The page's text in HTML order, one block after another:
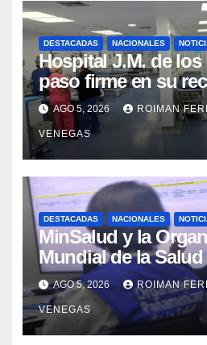
DESTACADAS NACIONALES
Hospital J.M. de los
paso firme en su
tras los recientes
sísmicos
AGO 5, 2026 ROIMAN
VENEGAS
DESTACADAS NACIONALES
MinSalud y la
Mundial de la
propuesta técnica
materia de agua
higiene ante
AGO 5, 2026 ROIMAN
VENEGAS